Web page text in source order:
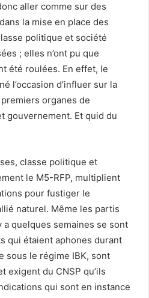
aller comme sur des
la mise en place des
politique et société
; elles n’ont pu que
été roulées. En effet, le
l’occasion d’influer sur la
organes de
gouvernement. Et quid du
classe politique et
le M5-RFP, multiplient
pour fustiger le
naturel. Même les partis
quelques semaines se sont
qui étaient aphones durant
sous le régime IBK, sont
exigent du CNSP qu’ils
qui sont en instance